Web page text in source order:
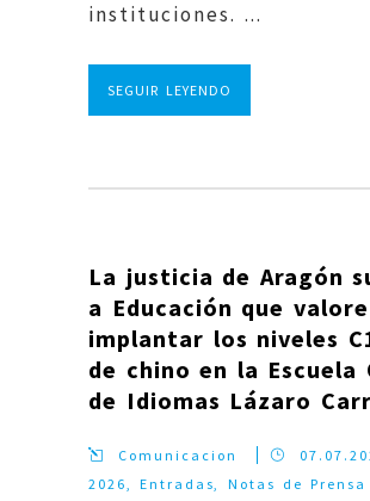
instituciones. ...
SEGUIR LEYENDO
La justicia de Aragón
a Educación que valore
implantar los niveles
de chino en la Escuela
de Idiomas Lázaro
Comunicacion
2026,Entradas, Notas de Prensa